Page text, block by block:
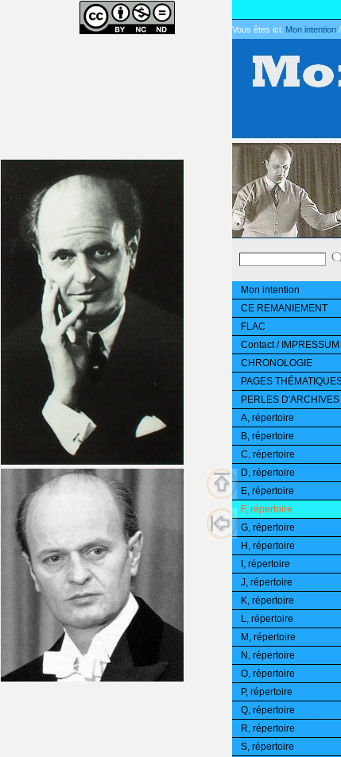
Vous êtes ici: Mon intention /
Mon intention
CE REMANIEMENT
FLAC
Contact / IMPRESSUM
CHRONOLOGIE
PAGES
PERLES D'ARCHIVES
A, répertoire
B, répertoire
C, répertoire
D, répertoire
E, répertoire
F, répertoire
G, répertoire
H, répertoire
I, répertoire
J, répertoire
K, répertoire
L, répertoire
M, répertoire
N, répertoire
O, répertoire
P, répertoire
Q, répertoire
R, répertoire
S, répertoire